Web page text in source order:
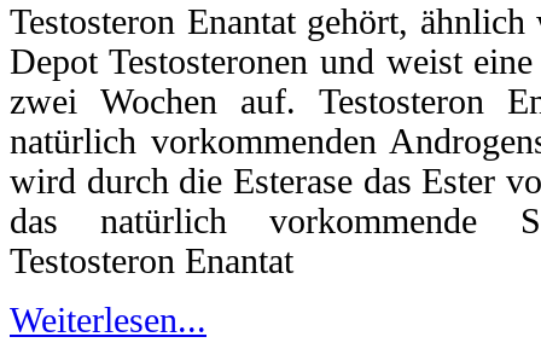
Testosteron Enantat gehört,
Depot Testosteronen und weist
zwei Wochen auf. Testosteron
natürlich vorkommenden
wird durch die Esterase das Ester
das natürlich vorkommende
Testosteron Enantat
Weiterlesen...